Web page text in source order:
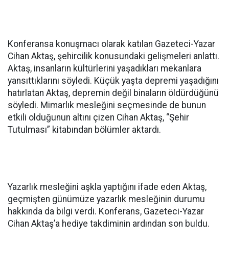
Konferansa konuşmacı olarak katılan Gazeteci-Yazar
Cihan Aktaş, şehircilik konusundaki gelişmeleri anlattı.
Aktaş, insanların kültürlerini yaşadıkları mekanlara
yansıttıklarını söyledi. Küçük yaşta depremi yaşadığını
hatırlatan Aktaş, depremin değil binaların öldürdüğünü
söyledi. Mimarlık mesleğini seçmesinde de bunun
etkili olduğunun altını çizen Cihan Aktaş, “Şehir
Tutulması” kitabından bölümler aktardı.
Yazarlık mesleğini aşkla yaptığını ifade eden Aktaş,
geçmişten günümüze yazarlık mesleğinin durumu
hakkında da bilgi verdi. Konferans, Gazeteci-Yazar
Cihan Aktaş’a hediye takdiminin ardından son buldu.